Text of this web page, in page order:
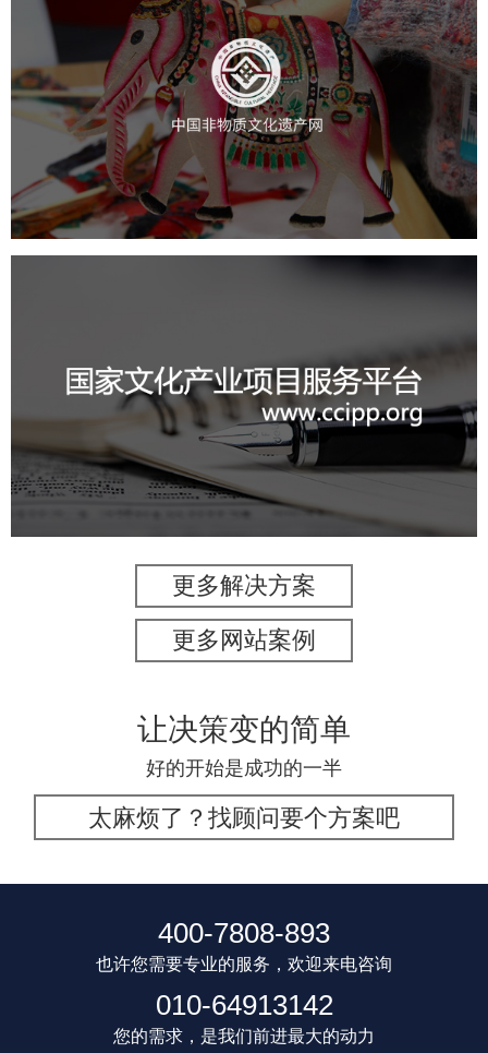
中国非物质文化遗产网
文化艺术 智慧博物馆 博物馆网站建设
文化艺术 IT平台整体解决方案
系统开发
业务系统
更多解决方案
更多网站案例
让决策变的简单
好的开始是成功的一半
太麻烦了？找顾问要个方案吧
400-7808-893
也许您需要专业的服务，欢迎来电咨询
010-64913142
您的需求，是我们前进最大的动力